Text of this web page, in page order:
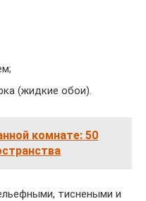
(жидкие обои).
комнате: 50
тиснеными и